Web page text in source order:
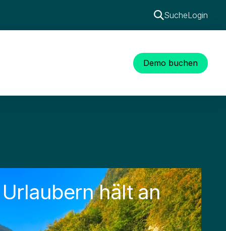
SucheLogin
Demo buchen
hält an